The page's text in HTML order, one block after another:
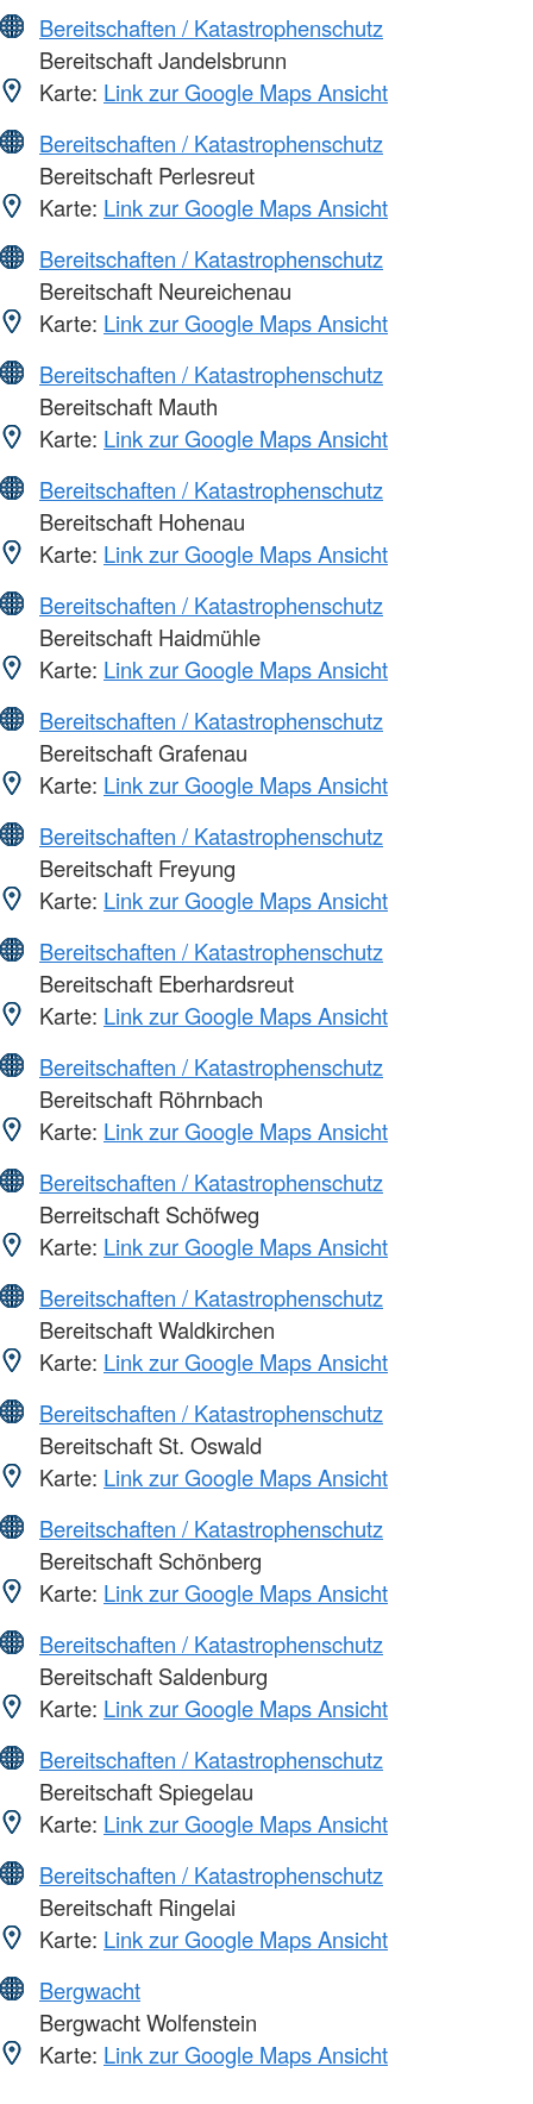
Bereitschaften / Katastrophenschutz
Bereitschaft Jandelsbrunn
Karte: Link zur Google Maps Ansicht
Bereitschaften / Katastrophenschutz
Bereitschaft Perlesreut
Karte: Link zur Google Maps Ansicht
Bereitschaften / Katastrophenschutz
Bereitschaft Neureichenau
Karte: Link zur Google Maps Ansicht
Bereitschaften / Katastrophenschutz
Bereitschaft Mauth
Karte: Link zur Google Maps Ansicht
Bereitschaften / Katastrophenschutz
Bereitschaft Hohenau
Karte: Link zur Google Maps Ansicht
Bereitschaften / Katastrophenschutz
Bereitschaft Haidmühle
Karte: Link zur Google Maps Ansicht
Bereitschaften / Katastrophenschutz
Bereitschaft Grafenau
Karte: Link zur Google Maps Ansicht
Bereitschaften / Katastrophenschutz
Bereitschaft Freyung
Karte: Link zur Google Maps Ansicht
Bereitschaften / Katastrophenschutz
Bereitschaft Eberhardsreut
Karte: Link zur Google Maps Ansicht
Bereitschaften / Katastrophenschutz
Bereitschaft Röhrnbach
Karte: Link zur Google Maps Ansicht
Bereitschaften / Katastrophenschutz
Berreitschaft Schöfweg
Karte: Link zur Google Maps Ansicht
Bereitschaften / Katastrophenschutz
Bereitschaft Waldkirchen
Karte: Link zur Google Maps Ansicht
Bereitschaften / Katastrophenschutz
Bereitschaft St. Oswald
Karte: Link zur Google Maps Ansicht
Bereitschaften / Katastrophenschutz
Bereitschaft Schönberg
Karte: Link zur Google Maps Ansicht
Bereitschaften / Katastrophenschutz
Bereitschaft Saldenburg
Karte: Link zur Google Maps Ansicht
Bereitschaften / Katastrophenschutz
Bereitschaft Spiegelau
Karte: Link zur Google Maps Ansicht
Bereitschaften / Katastrophenschutz
Bereitschaft Ringelai
Karte: Link zur Google Maps Ansicht
Bergwacht
Bergwacht Wolfenstein
Karte: Link zur Google Maps Ansicht